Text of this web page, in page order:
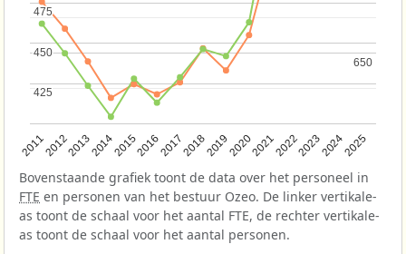
201120122013201420152016201720182019202020212022202320242025
425
425
450
450
475
475
650
650
Bovenstaande grafiek toont de data over het personeel in
FTE en personen van het bestuur Ozeo. De linker vertikale-
as toont de schaal voor het aantal FTE, de rechter vertikale-
as toont de schaal voor het aantal personen.